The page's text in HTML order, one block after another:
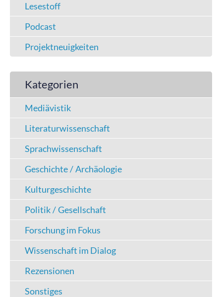
Lesestoff
Podcast
Projektneuigkeiten
Kategorien
Mediävistik
Literaturwissenschaft
Sprachwissenschaft
Geschichte / Archäologie
Kulturgeschichte
Politik / Gesellschaft
Forschung im Fokus
Wissenschaft im Dialog
Rezensionen
Sonstiges